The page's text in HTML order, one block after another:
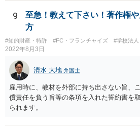
9
至急！教えて下さい！著作権
方
#知的財産・特許 #FC・フランチャイズ #学校法人
2022年8月3日
清水 大地 弁護士
雇用時に、教材を外部に持ち出さない旨、
償責任を負う旨等の条項を入れた誓約書を
られます。